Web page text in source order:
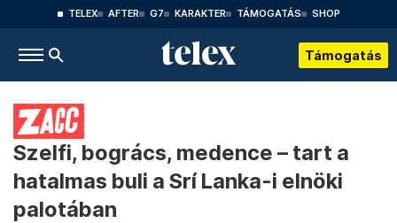
TELEX AFTER G7 KARAKTER TÁMOGATÁS SHOP
Támogatás
Szelfi, bogrács, medence – tart a
hatalmas buli a Srí Lanka-i elnöki
palotában